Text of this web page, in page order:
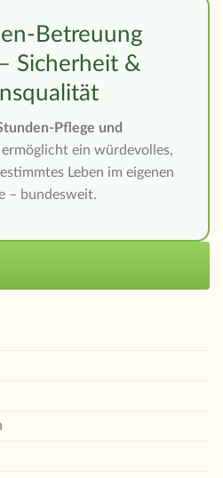
Betreuung
Sicherheit &
Pflege und
ein würdevolles,
Leben im eigenen
– bundesweit.